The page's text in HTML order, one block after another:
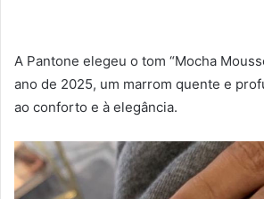
A Pantone elegeu o tom “Mocha
ano de 2025, um marrom quente e
ao conforto e à elegância.